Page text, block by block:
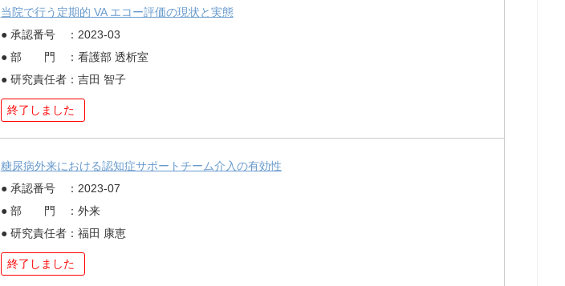
当院で行う定期的 VA エコー評価の現状と実態
● 承認番号 ：2023-03
● 部 門 ：看護部 透析室
● 研究責任者：吉田 智子
終了しました
糖尿病外来における認知症サポートチーム介入の有効性
● 承認番号 ：2023-07
● 部 門 ：外来
● 研究責任者：福田 康恵
終了しました